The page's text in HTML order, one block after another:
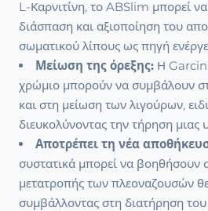
L-Καρνιτίνη, το ABSlim μπορεί
διάσπαση και αξιοποίηση του
σωματικού λίπους ως πηγή
Μείωση της όρεξης: Η
χρώμιο μπορούν να συμβάλουν
και στη μείωση των λιγούρων,
διευκολύνοντας την τήρηση μιας
Αποτρέπει τη νέα
συστατικά μπορεί να βοηθήσουν
μετατροπής των πλεοναζουσών
συμβάλλοντας στη διατήρηση